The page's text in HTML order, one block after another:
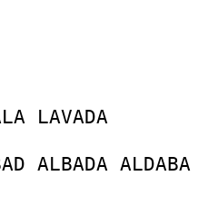
LAVADA
ALBADA ALDABA